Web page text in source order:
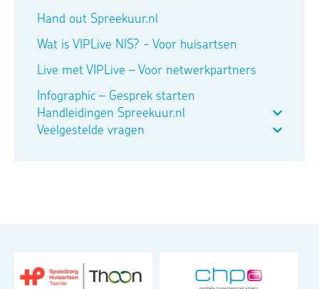
Hand out Spreekuur.nl
Wat is VIPLive NIS? - Voor huisartsen
Live met VIPLive – Voor netwerkpartners
Infographic – Gesprek starten
Handleidingen Spreekuur.nl
Veelgestelde vragen